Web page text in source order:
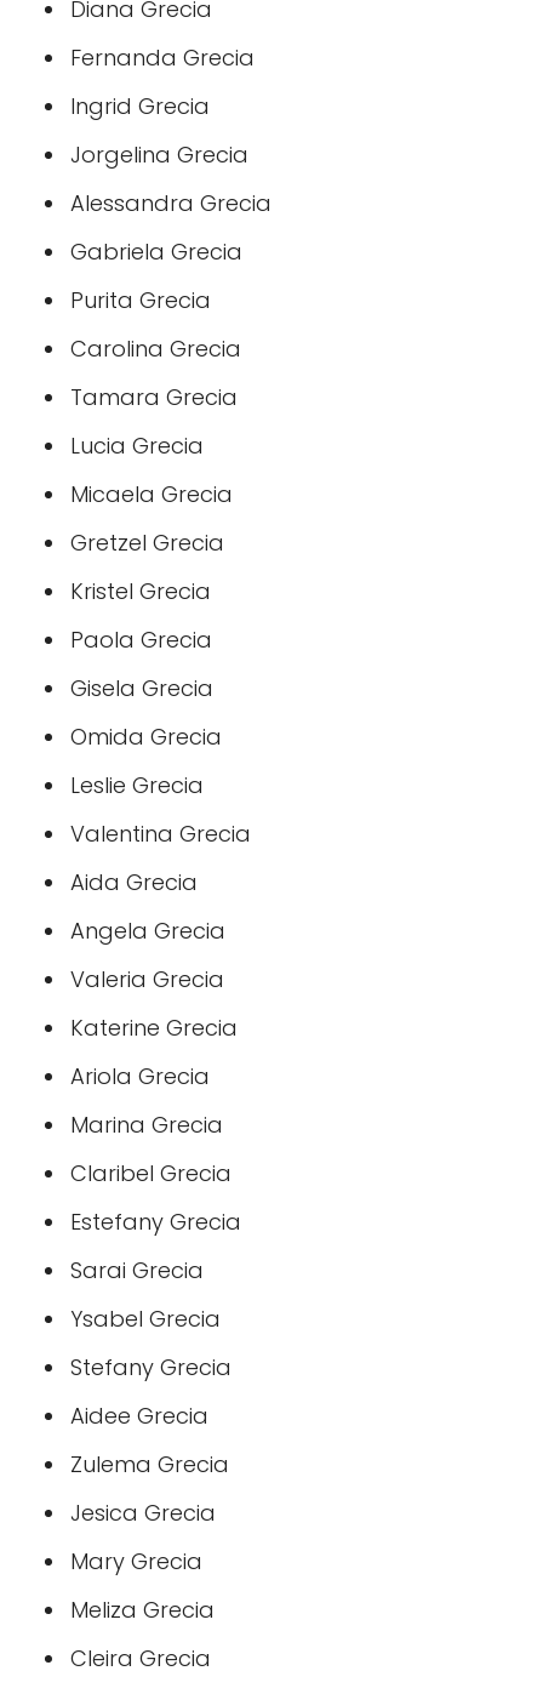
Diana Grecia
Fernanda Grecia
Ingrid Grecia
Jorgelina Grecia
Alessandra Grecia
Gabriela Grecia
Purita Grecia
Carolina Grecia
Tamara Grecia
Lucia Grecia
Micaela Grecia
Gretzel Grecia
Kristel Grecia
Paola Grecia
Gisela Grecia
Omida Grecia
Leslie Grecia
Valentina Grecia
Aida Grecia
Angela Grecia
Valeria Grecia
Katerine Grecia
Ariola Grecia
Marina Grecia
Claribel Grecia
Estefany Grecia
Sarai Grecia
Ysabel Grecia
Stefany Grecia
Aidee Grecia
Zulema Grecia
Jesica Grecia
Mary Grecia
Meliza Grecia
Cleira Grecia